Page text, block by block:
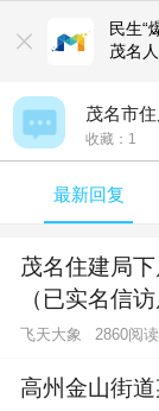
民生“
茂名
茂名市
收藏： 1
最新回复
茂名住建局
（已实名信访
飞天大象 2860阅读
高州金山街